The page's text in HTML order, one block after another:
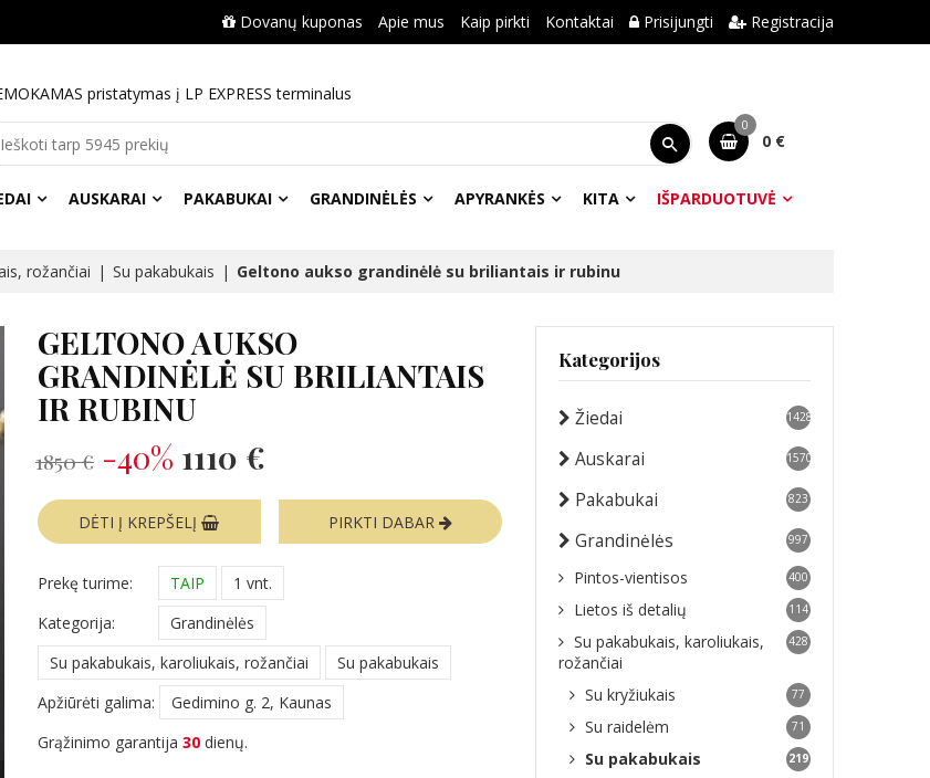
Dovanų kuponas Apie mus Kaip pirkti Kontaktai Prisijungti Registracija
pristatymas į LP EXPRESS terminalus
0
0 €
AUSKARAI PAKABUKAI GRANDINĖLĖS APYRANKĖS KITA IŠPARDUOTUVĖ
rožančiai Su pakabukais Geltono aukso grandinėlė su briliantais ir rubinu
GELTONO AUKSO
GRANDINĖLĖ SU BRILIANTAIS
IR RUBINU
1850 € -40% 1110 €
DĖTI Į KREPŠELĮ PIRKTI DABAR
Prekę turime: TAIP
1 vnt.
Kategorija:
Grandinėlės
Su pakabukais, karoliukais, rožančiai
Su pakabukais
Apžiūrėti galima:
Gedimino g. 2, Kaunas
Grąžinimo garantija 30 dienų.
Kategorijos
Žiedai 1428
Auskarai 1570
Pakabukai 823
Grandinėlės 997
Pintos-vientisos 400
Lietos iš detalių 114
Su pakabukais, karoliukais,
rožančiai
428
Su kryžiukais 77
Su raidelėm 71
Su pakabukais 219